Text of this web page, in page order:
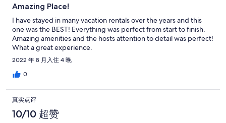
Amazing Place!
I have stayed in many vacation rentals over the years and this
one was the BEST! Everything was perfect from start to finish.
Amazing amenities and the hosts attention to detail was perfect!
What a great experience.
2022 年 8 月入住 4 晚
0
真实点评
10/10 超赞